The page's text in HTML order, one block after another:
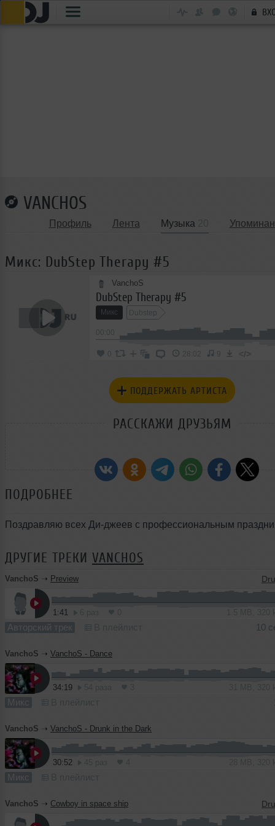
VANCHOS
Профиль Лента Музыка
Микс: DubStep Therapy #5
VanchoS
DubStep Therapy #5
Микс Dubstep
28:02 9 </>
ПОДДЕРЖАТЬ АРТИСТА
РАССКАЖИ ДРУЗЬЯМ
ПОДРОБНЕЕ
Поздравляю всех Ди-джеев с профессиональным
ДРУГИЕ ТРЕКИ VANCHOS
VanchoS ➝ Preview
1:41
Авторский трек 10
VanchoS ➝ VanchoS - Dance
34:19
Микс
VanchoS ➝ VanchoS - Drunk in the Dark
30:52
Микс
VanchoS ➝ Cowboy in space ship